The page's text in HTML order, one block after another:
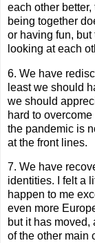
each other
being together
or having fun,
looking at each
6. We have
least we should
we should
hard to
the pandemic is
at the front lines.
7. We have
identities. I felt a
happen to me
even more
but it has
of the other main